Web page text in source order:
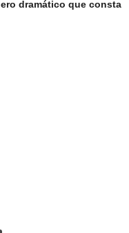
dramático que consta